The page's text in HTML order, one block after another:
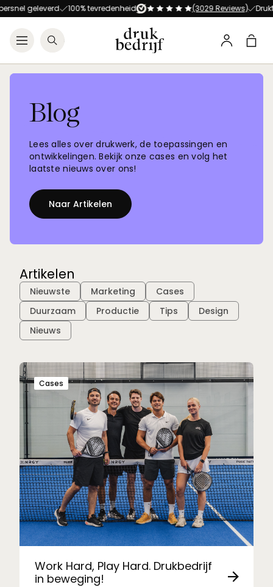
Direct naar de
Direct naar de hoofdinhoud
Open menu
Zoeken
Profiel
geleverd 100% tevredenheid (3029 Reviews) Drukt alles
Blog
Lees alles over drukwerk, de toepassingen en
ontwikkelingen. Bekijk onze cases en volg het
laatste nieuws over ons!
Naar Artikelen
Artikelen
Filter:
Nieuwste Marketing
Cases
Duurzaam
Productie Tips
Design
Nieuws
Work Hard, Play Hard. Drukbedrijf
in beweging!
Cases